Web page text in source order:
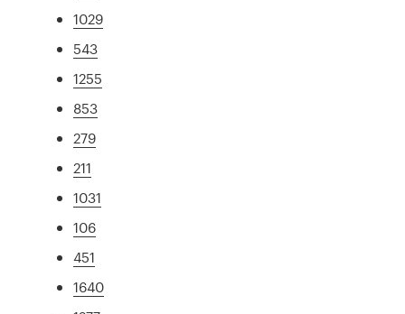
1029
543
1255
853
279
211
1031
106
451
1640